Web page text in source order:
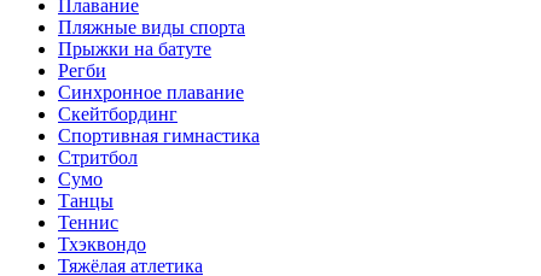
Плавание
Пляжные виды спорта
Прыжки на батуте
Регби
Синхронное плавание
Скейтбординг
Спортивная гимнастика
Стритбол
Сумо
Танцы
Теннис
Тхэквондо
Тяжёлая атлетика